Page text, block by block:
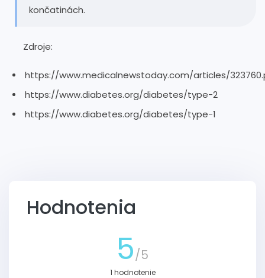
končatinách.
Zdroje:
https://www.medicalnewstoday.com/articles/
https://www.diabetes.org/diabetes/type-2
https://www.diabetes.org/diabetes/type-1
Hodnotenia
5/5
1 hodnotenie